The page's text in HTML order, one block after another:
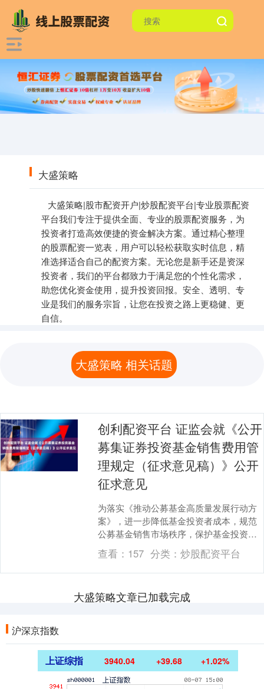
大盛策略
大盛策略|股市配资开户|炒股配资平台|专业股票配资
平台我们专注于提供全面、专业的股票配资服务，为
投资者打造高效便捷的资金解决方案。通过精心整理
的股票配资一览表，用户可以轻松获取实时信息，精
准选择适合自己的配资方案。无论您是新手还是资深
投资者，我们的平台都致力于满足您的个性化需求，
助您优化资金使用，提升投资回报。安全、透明、专
业是我们的服务宗旨，让您在投资之路上更稳健、更
自信。
大盛策略 相关话题
创利配资平台 证监会就《公开
募集证券投资基金销售费用管
理规定（征求意见稿）》公开
征求意见
为落实《推动公募基金高质量发展行动方
案》，进一步降低基金投资者成本，规范
公募基金销售市场秩序，保护基金投资者
合法权益，推动公募基金行业高质量发
展，中国证监会对《....
查看： 157 分类： 炒股配资平台
大盛策略文章已加载完成
沪深京指数
上证综指 3940.04 +39.68 +1.02%